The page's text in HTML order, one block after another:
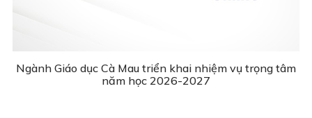
Ngành Giáo dục Cà Mau triển khai nhiệm vụ trọng tâm
năm học 2026-2027